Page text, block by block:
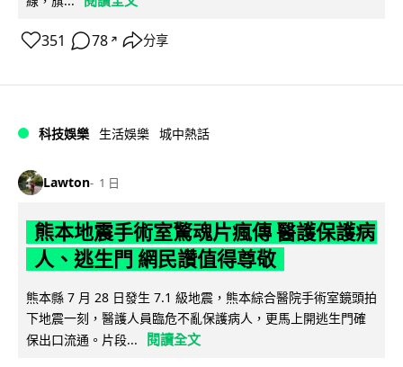
351 78 ↗ 分享
科技娛樂 生活娛樂 城中熱話
Lawton 1 日
熊本地震手術室驚魂片瘋傳 醫護保護病
人、逃生門 網民讚值得尊敬
熊本縣 7 月 28 日發生 7.1 級地震，熊本綜合醫院手術室鏡頭拍
下地震一刻，醫護人員臨危不亂保護病人，更馬上開逃生門確
保出口流通。片段...
閱讀全文